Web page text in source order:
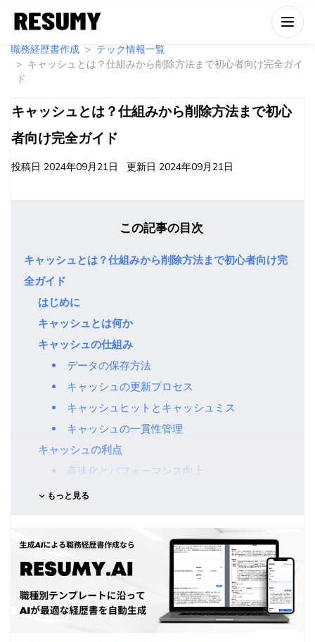
職務経歴書作成
テック情報一覧
キャッシュとは？仕組みから削除方法まで初心者向け完全ガイ
ド
キャッシュとは？仕組みから削除方法まで初心
者向け完全ガイド
投稿日 2024年09月21日 更新日 2024年09月21日
この記事の目次
キャッシュとは？仕組みから削除方法まで初心者向け完
全ガイド
はじめに
キャッシュとは何か
キャッシュの仕組み
データの保存方法
キャッシュの更新プロセス
キャッシュヒットとキャッシュミス
キャッシュの一貫性管理
キャッシュの利点
高速化とパフォーマンス向上
帯域幅の節約
古いデータの表示
プライバシーとセキュリティの懸念
キャッシュの管理複雑性
もっと見る